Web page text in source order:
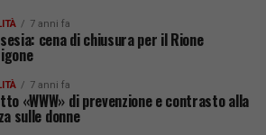
7 anni fa
cena di chiusura per il Rione
7 anni fa
«WWW» di prevenzione e contrasto alla
sulle donne